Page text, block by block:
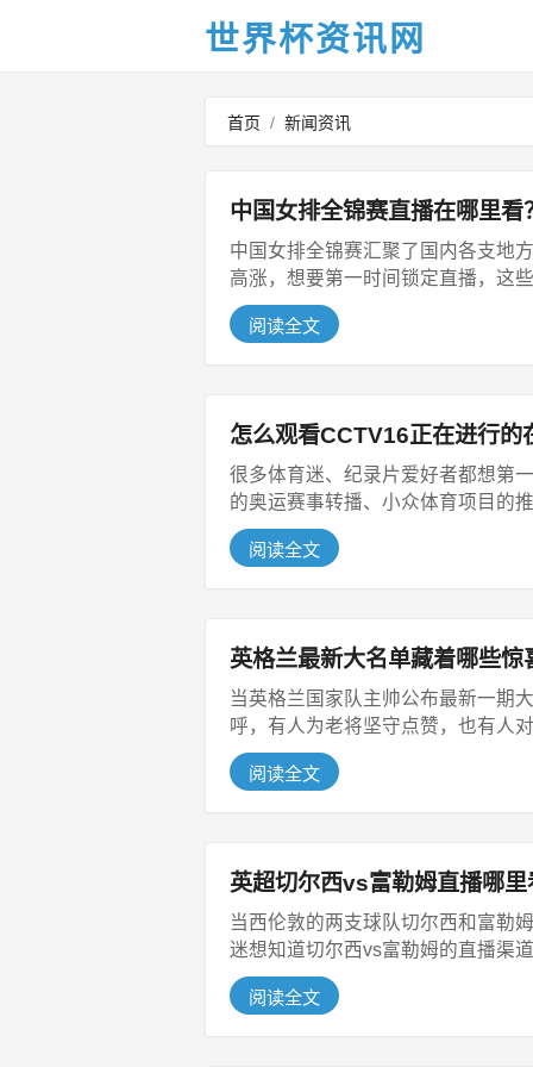
世界杯资讯网
首页 / 新闻资讯
中国女排全锦赛直播在哪里看
中国女排全锦赛汇聚了国内各支地
高涨，想要第一时间锁定直播，这
阅读全文
怎么观看CCTV16正在进行的
很多体育迷、纪录片爱好者都想第
的奥运赛事转播、小众体育项目的
阅读全文
英格兰最新大名单藏着哪些惊
当英格兰国家队主帅公布最新一
呼，有人为老将坚守点赞，也有人
阅读全文
英超切尔西vs富勒姆直播哪
当西伦敦的两支球队切尔西和富勒
迷想知道切尔西vs富勒姆的直播渠
阅读全文